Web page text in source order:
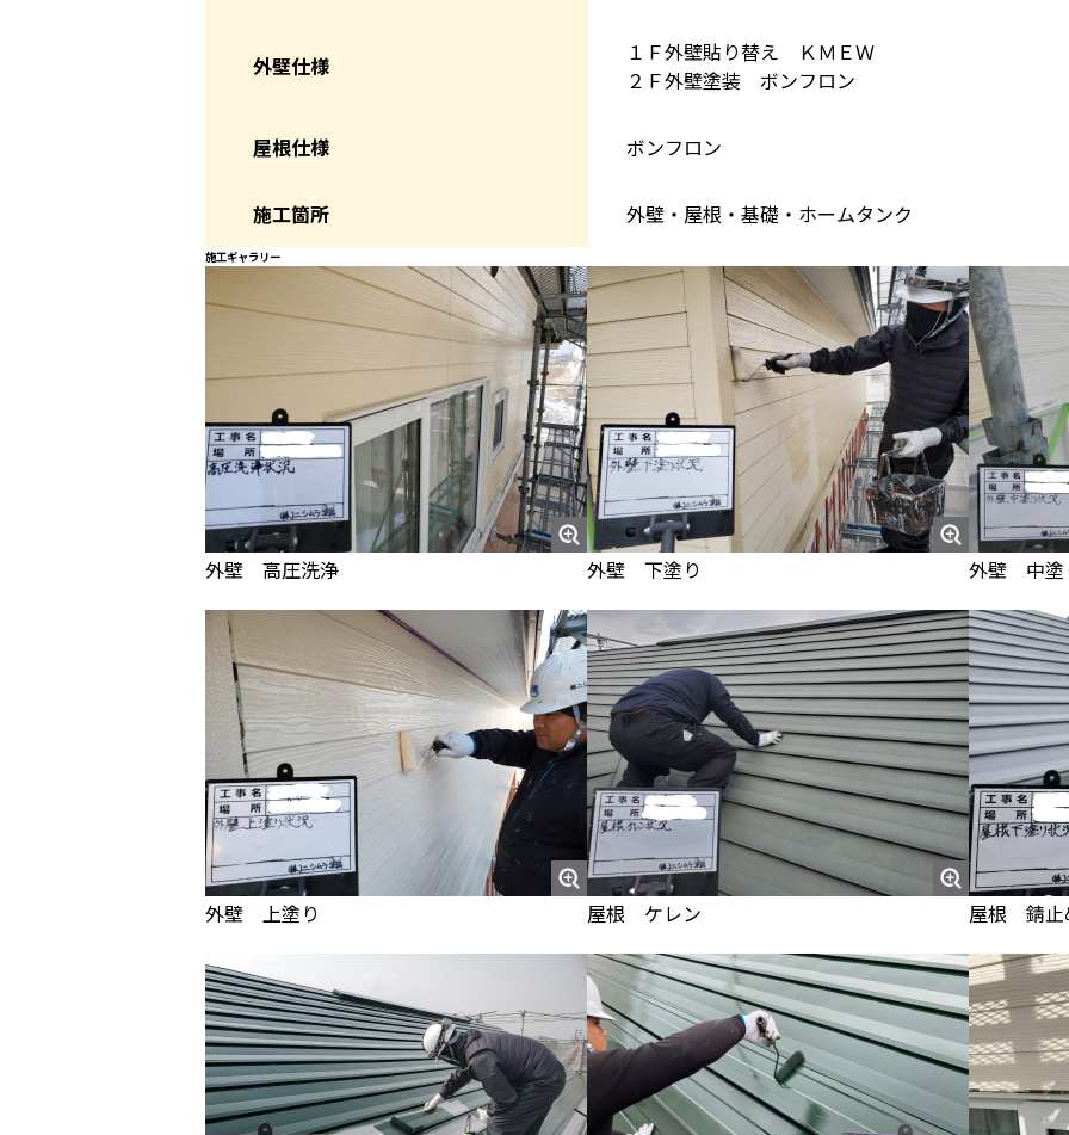
外壁仕様
１Ｆ外壁貼り替え ＫＭＥＷ
２Ｆ外壁塗装 ボンフロン
屋根仕様 ボンフロン
施工箇所 外壁・屋根・基礎・ホームタンク
施工ギャラリー
外壁 高圧洗浄 外壁 下塗り 外壁 中塗
外壁 上塗り 屋根 ケレン 屋根 錆止